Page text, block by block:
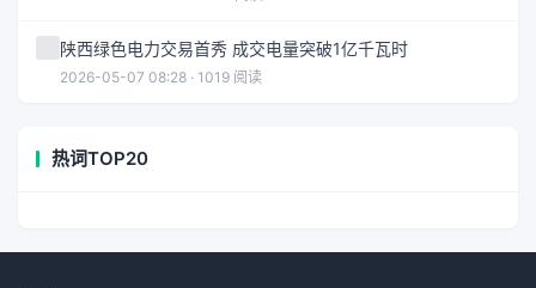
陕西绿色电力交易首秀 成交电量突破1亿千瓦时
2026-05-07 08:28 · 1019 阅读
热词TOP20